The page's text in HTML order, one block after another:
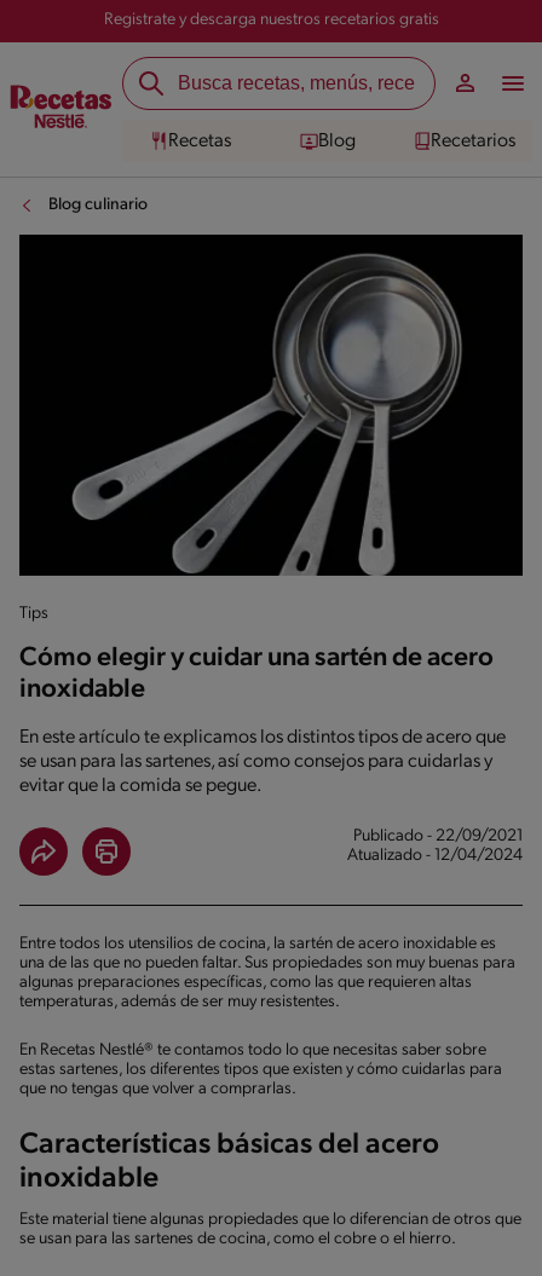
Registrate y descarga nuestros recetarios gratis
Recetas Blog Recetarios
Blog culinario
Tips
Cómo elegir y cuidar una sartén de acero
inoxidable
En este artículo te explicamos los distintos tipos de acero que
se usan para las sartenes, así como consejos para cuidarlas y
evitar que la comida se pegue.
Publicado - 22/09/2021
Atualizado - 12/04/2024
Entre todos los utensilios de cocina, la sartén de acero inoxidable es
una de las que no pueden faltar. Sus propiedades son muy buenas para
algunas preparaciones específicas, como las que requieren altas
temperaturas, además de ser muy resistentes.
En Recetas Nestlé® te contamos todo lo que necesitas saber sobre
estas sartenes, los diferentes tipos que existen y cómo cuidarlas para
que no tengas que volver a comprarlas.
Características básicas del acero
inoxidable
Este material tiene algunas propiedades que lo diferencian de otros que
se usan para las sartenes de cocina, como el cobre o el hierro.